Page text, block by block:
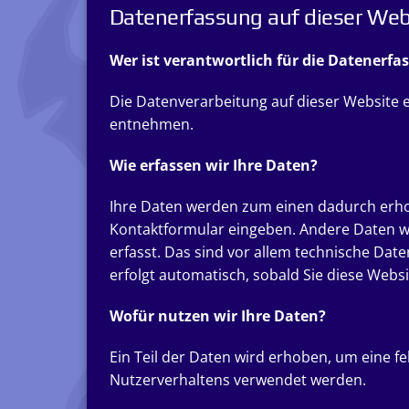
Datenerfassung auf dieser
Wer ist verantwortlich für die
Die Datenverarbeitung auf dieser
entnehmen.
Wie erfassen wir Ihre Daten?
Ihre Daten werden zum einen dadurch
Kontaktformular eingeben. Andere Daten
erfasst. Das sind vor allem technische
erfolgt automatisch, sobald Sie diese
Wofür nutzen wir Ihre Daten?
Ein Teil der Daten wird erhoben, um eine
Nutzerverhaltens verwendet werden.